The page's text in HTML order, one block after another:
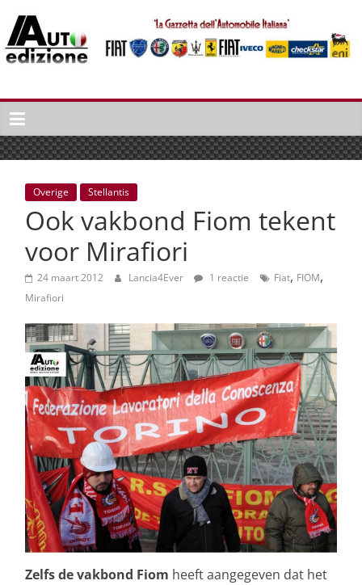
naar
inhoud
Auto
Edizione
La
Gazetta
dell'Automobile
Italiana
autonieuws
lifestyle
Overige Stellantis
Ook vakbond Fiom tekent
voor Mirafiori
24 maart 2012 Lancia4Ever 1 reactie Fiat, FIOM,
Mirafiori
Zelfs de vakbond Fiom heeft aangegeven dat het